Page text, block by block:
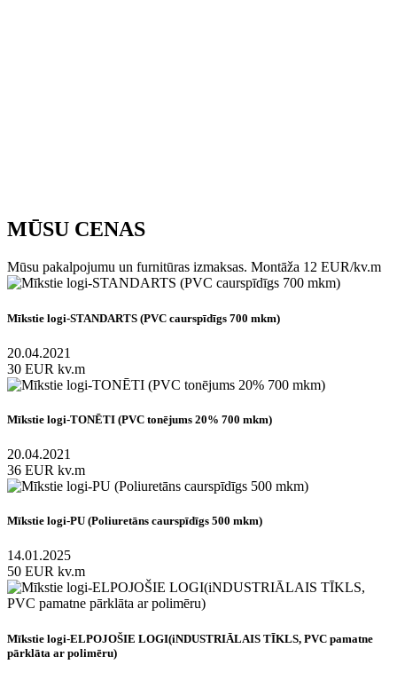
MŪSU CENAS
Mūsu pakalpojumu un furnitūras izmaksas. Montāža 12 EUR/kv.m
Mīkstie logi-STANDARTS (PVC caurspīdīgs 700 mkm)
20.04.2021
30 EUR kv.m
Mīkstie logi-TONĒTI (PVC tonējums 20% 700 mkm)
20.04.2021
36 EUR kv.m
Mīkstie logi-PU (Poliuretāns caurspīdīgs 500 mkm)
14.01.2025
50 EUR kv.m
Mīkstie logi-ELPOJOŠIE LOGI(iNDUSTRIĀLAIS TĪKLS, PVC pamatne
pārklāta ar polimēru)